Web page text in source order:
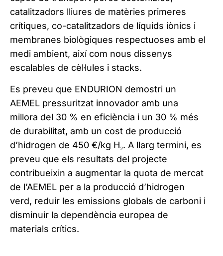
catalitzadors lliures de matèries primeres
crítiques, co-catalitzadors de líquids iònics i
membranes biològiques respectuoses amb el
medi ambient, així com nous dissenys
escalables de cèl·lules i stacks.
Es preveu que ENDURION demostri un
AEMEL pressuritzat innovador amb una
millora del 30 % en eficiència i un 30 % més
de durabilitat, amb un cost de producció
d’hidrogen de 450 €/kg H₂. A llarg termini, es
preveu que els resultats del projecte
contribueixin a augmentar la quota de mercat
de l’AEMEL per a la producció d’hidrogen
verd, reduir les emissions globals de carboni i
disminuir la dependència europea de
materials crítics.